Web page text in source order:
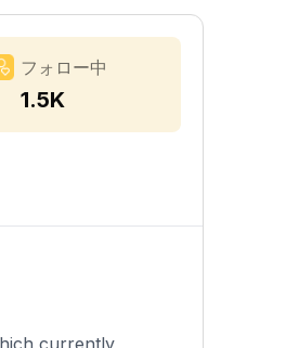
フォロー中
1.5K
currently